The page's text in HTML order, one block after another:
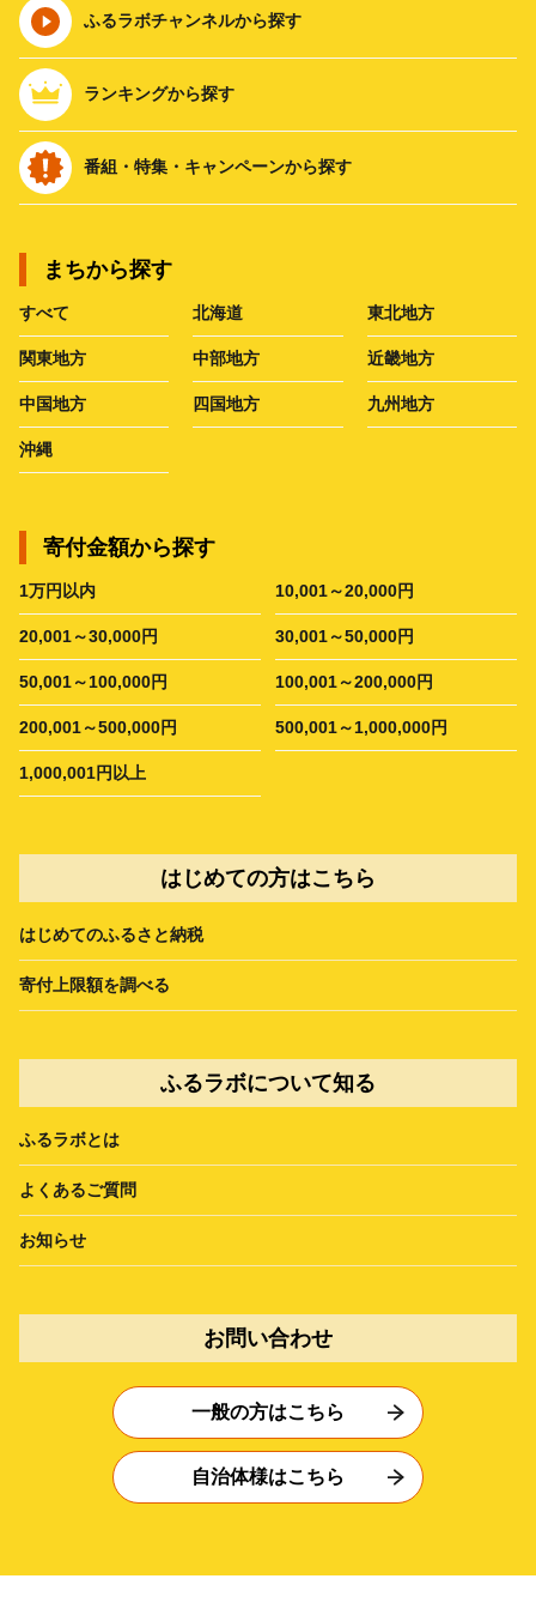
ふるラボチャンネルから探す
ランキングから探す
番組・特集・キャンペーンから探す
まちから探す
すべて 北海道 東北地方
関東地方 中部地方 近畿地方
中国地方 四国地方 九州地方
沖縄
寄付金額から探す
1万円以内 10,001～20,000円
20,001～30,000円 30,001～50,000円
50,001～100,000円 100,001～200,000円
200,001～500,000円 500,001～1,000,000円
1,000,001円以上
はじめての方はこちら
はじめてのふるさと納税
寄付上限額を調べる
ふるラボについて知る
ふるラボとは
よくあるご質問
お知らせ
お問い合わせ
一般の方はこちら
自治体様はこちら